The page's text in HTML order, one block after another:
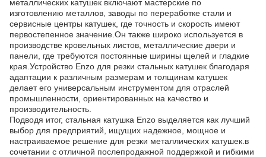
металлических катушек включают мастерские по
изготовлению металлов, заводы по переработке стали и
сервисные центры катушек, где точность и скорость имеют
первостепенное значение.Он также широко используется в
производстве кровельных листов, металлические двери и
панели, где требуются постоянные ширины щелей и гладкие
края.Устройство Enzo для резки стальных катушек благодаря
адаптации к различным размерам и толщинам катушек
делает его универсальным инструментом для отраслей
промышленности, ориентированных на качество и
производительность.
Подводя итог, стальная катушка Enzo выделяется как лучший
выбор для предприятий, ищущих надежное, мощное и
настраиваемое решение для резки металлических катушек.в
сочетании с отличной послепродажной поддержкой и гибкими